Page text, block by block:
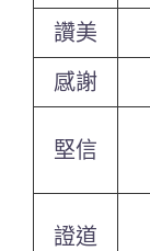
讚美
感謝
堅信
證道